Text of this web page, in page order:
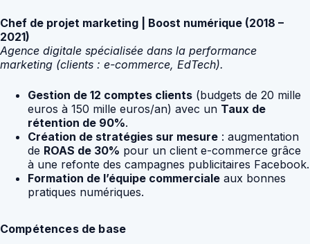
Chef de projet marketing | Boost numérique (2018 –
2021)
Agence digitale spécialisée dans la performance
marketing (clients : e-commerce, EdTech).
Gestion de 12 comptes clients (budgets de 20 mille
euros à 150 mille euros/an) avec un Taux de
rétention de 90%.
Création de stratégies sur mesure : augmentation
de ROAS de 30% pour un client e-commerce grâce
à une refonte des campagnes publicitaires Facebook.
Formation de l’équipe commerciale aux bonnes
pratiques numériques.
Compétences de base